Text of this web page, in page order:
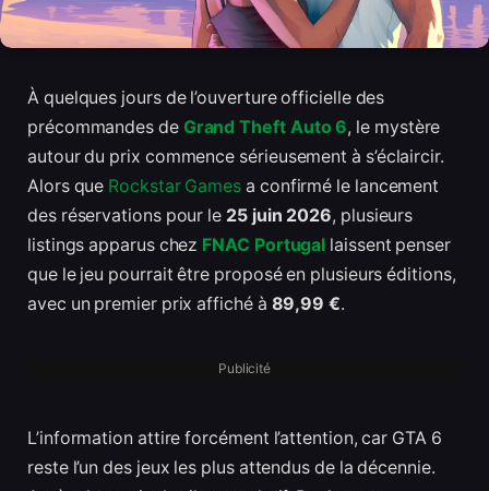
À quelques jours de l’ouverture officielle des
précommandes de Grand Theft Auto 6, le mystère
autour du prix commence sérieusement à s’éclaircir.
Alors que Rockstar Games a confirmé le lancement
des réservations pour le 25 juin 2026, plusieurs
listings apparus chez FNAC Portugal laissent penser
que le jeu pourrait être proposé en plusieurs éditions,
avec un premier prix affiché à 89,99 €.
Publicité
L’information attire forcément l’attention, car GTA 6
reste l’un des jeux les plus attendus de la décennie.